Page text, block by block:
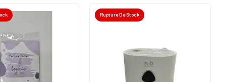
Rupture De Stock